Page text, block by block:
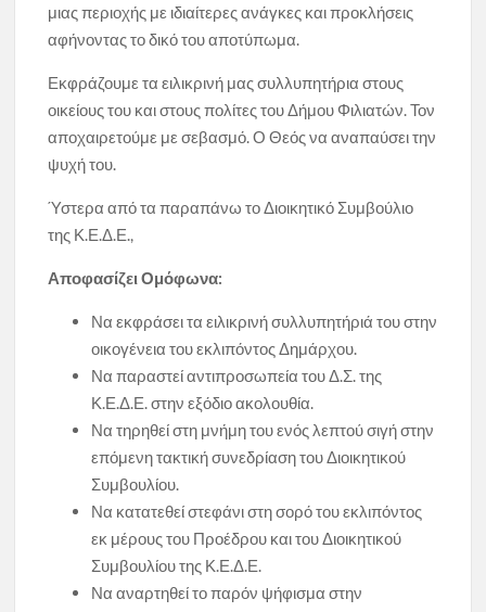
μιας περιοχής με ιδιαίτερες ανάγκες και προκλήσεις
αφήνοντας το δικό του αποτύπωμα.
Εκφράζουμε τα ειλικρινή μας συλλυπητήρια στους
οικείους του και στους πολίτες του Δήμου Φιλιατών. Τον
αποχαιρετούμε με σεβασμό. Ο Θεός να αναπαύσει την
ψυχή του.
Ύστερα από τα παραπάνω το Διοικητικό Συμβούλιο
της Κ.Ε.Δ.Ε.,
Αποφασίζει Ομόφωνα:
Να εκφράσει τα ειλικρινή συλλυπητήριά του στην
οικογένεια του εκλιπόντος Δημάρχου.
Να παραστεί αντιπροσωπεία του Δ.Σ. της
Κ.Ε.Δ.Ε. στην εξόδιο ακολουθία.
Να τηρηθεί στη μνήμη του ενός λεπτού σιγή στην
επόμενη τακτική συνεδρίαση του Διοικητικού
Συμβουλίου.
Να κατατεθεί στεφάνι στη σορό του εκλιπόντος
εκ μέρους του Προέδρου και του Διοικητικού
Συμβουλίου της Κ.Ε.Δ.Ε.
Να αναρτηθεί το παρόν ψήφισμα στην